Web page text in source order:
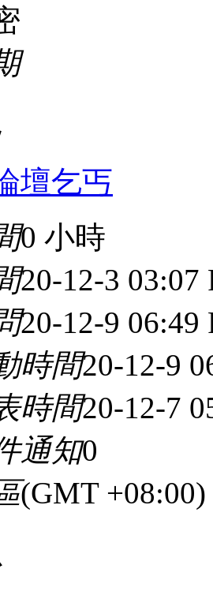
壇乞丐
0 小時
20-12-3 03:07
20-12-9 06:49
時間20-12-9
時間20-12-7
通知0
(GMT